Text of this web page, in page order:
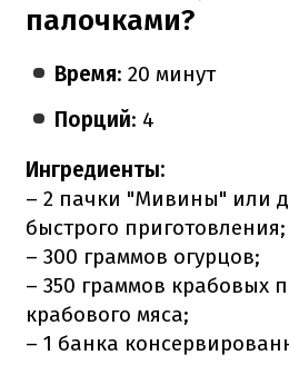
палочками?
Время: 20 минут
Порций: 4
Ингредиенты:
– 2 пачки "Мивины" или
быстрого приготовления;
– 300 граммов огурцов;
– 350 граммов крабовых
крабового мяса;
– 1 банка